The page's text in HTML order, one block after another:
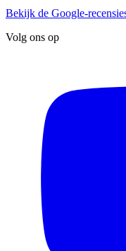
Bekijk de Google-
Volg ons op